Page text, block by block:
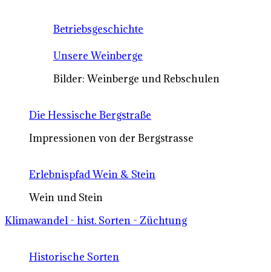
Betriebsgeschichte
Unsere Weinberge
Bilder: Weinberge und Rebschulen
Die Hessische Bergstraße
Impressionen von der Bergstrasse
Erlebnispfad Wein & Stein
Wein und Stein
Klimawandel - hist. Sorten - Züchtung
Historische Sorten